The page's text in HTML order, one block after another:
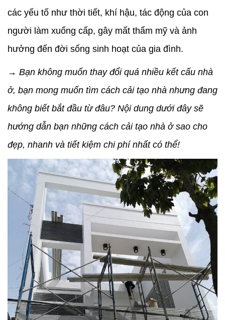
các yếu tố như thời tiết, khí hậu, tác động của con
người làm xuống cấp, gây mất thẩm mỹ và ảnh
hưởng đến đời sống sinh hoạt của gia đình.
→ Bạn không muốn thay đổi quá nhiều kết cấu nhà
ở, bạn mong muốn tìm cách cải tạo nhà nhưng đang
không biết bắt đầu từ đâu? Nội dung dưới đây sẽ
hướng dẫn bạn những cách cải tạo nhà ở sao cho
đẹp, nhanh và tiết kiệm chi phí nhất có thể!